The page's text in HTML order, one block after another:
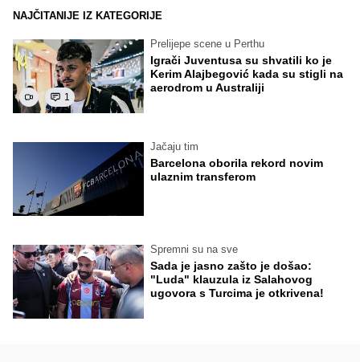
NAJČITANIJE IZ KATEGORIJE
1
Prelijepe scene u Perthu
Igrači Juventusa su shvatili ko je
Kerim Alajbegović kada su stigli na
aerodrom u Australiji
Jačaju tim
Barcelona oborila rekord novim
ulaznim transferom
Spremni su na sve
Sada je jasno zašto je došao:
"Luda" klauzula iz Salahovog
ugovora s Turcima je otkrivena!